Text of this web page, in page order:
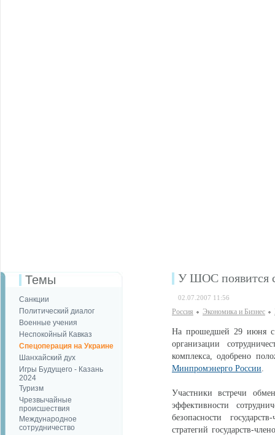
Темы
Санкции
Политический диалог
Военные учения
Неспокойный Кавказ
Спецоперация на Украине
Шанхайский дух
Игры Будущего - Казань
2024
Туризм
Чрезвычайные
происшествия
Международное
сотрудничество
У ШОС появится
02.07.2007 11:56
Россия Экономика и Бизнес
На прошедшей 29 июня
организации
комплекса, одобрено
Минпромэнерго России.
Участники встречи
эффективности
безопасности
стратегий государств-